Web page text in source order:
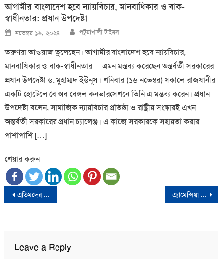
আগামীর বাংলাদেশ হবে ন্যায়বিচার, মানবাধিকার ও বাক-
স্বাধীনতার: প্রধান উপদেষ্টা
Posted
on
নভেম্বর ১৬, ২০২৪ Author
পটুয়াখালী টাইমস
তরুণরা আওয়াজ তুলেছেন। আগামীর বাংলাদেশ হবে ন্যায়বিচার,
মানবাধিকার ও বাক-স্বাধীনতার— এমন মন্তব্য করেছেন অন্তর্বর্তী সরকারের
প্রধান উপদেষ্টা ড. মুহাম্মদ ইউনূস। শনিবার (১৬ নভেম্বর) সকালে রাজধানীর
একটি হোটেলে বে অব বেঙ্গল কনভারসেশনে তিনি এ মন্তব্য করেন। প্রধান
উপদেষ্টা বলেন, সামাজিক ন্যায়বিচার প্রতিষ্ঠা ও রাষ্ট্রীয় সংস্কারই এখন
অন্তর্বর্তী সরকারের প্রধান চ্যালেঞ্জ। এ কাজে সরকারকে সহায়তা করার
পাশাপাশি […]
শেয়ার করুন
Post
এতিমদের গ্রাম তৈরিতে প্রবাসীদের ৫০০ কিলোমিটার চ্যারিটি সাইক্লিং এ্যামেন্সিয়া রোগে ভুগছেন ওবায়দুল কাদের- রিজভী
Leave a Reply